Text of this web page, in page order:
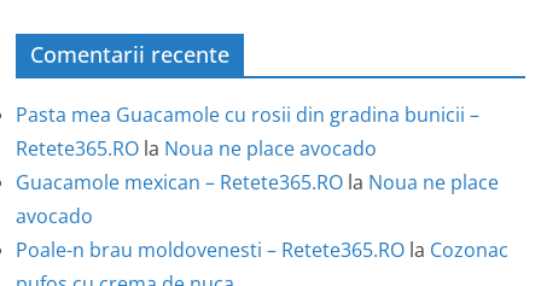
Comentarii recente
Pasta mea Guacamole cu rosii din gradina bunicii –
Retete365.RO la Noua ne place avocado
Guacamole mexican – Retete365.RO la Noua ne place
avocado
Poale-n brau moldovenesti – Retete365.RO la Cozonac